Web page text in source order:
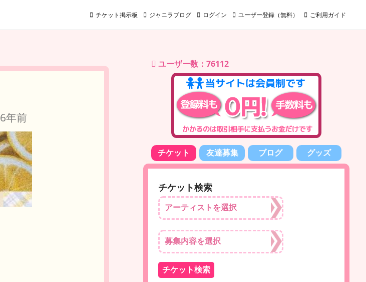
チケット掲示板 ジャニラブログ ログイン ユーザー登録（無料） ご利用ガイド
6年前
ユーザー数：76112
チケット 友達募集 ブログ グッズ
チケット検索